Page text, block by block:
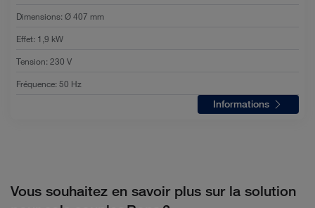
Dimensions:Ø 407 mm
Effet: 1,9 kW
Tension:230 V
Fréquence:50 Hz
Informations